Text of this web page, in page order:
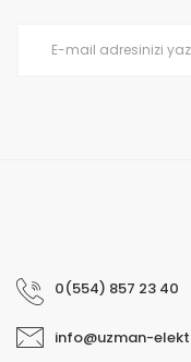
0(554) 857 23 40
info@uzman-